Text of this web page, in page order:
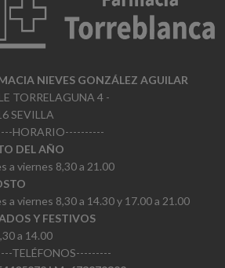
NIEVES GONZÁLEZ AGUILAR
TORRELAGUNA 4 -
SEVILLA
HORARIO----------
DEL AÑO
a viernes 8,30 a 21.00
a viernes 8,30 a 14.30 y 17.00 a 21.00
Y FESTIVOS
a 14.00
TELÉFONOS---------